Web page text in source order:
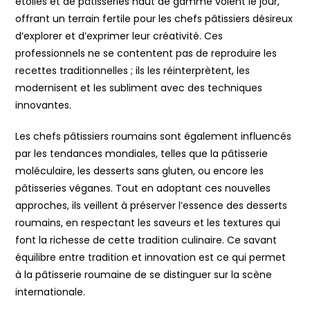
offrant un terrain fertile pour les chefs pâtissiers désireux
d’explorer et d’exprimer leur créativité. Ces
professionnels ne se contentent pas de reproduire les
recettes traditionnelles ; ils les réinterprètent, les
modernisent et les subliment avec des techniques
innovantes.
Les chefs pâtissiers roumains sont également influencés
par les tendances mondiales, telles que la pâtisserie
moléculaire, les desserts sans gluten, ou encore les
pâtisseries véganes. Tout en adoptant ces nouvelles
approches, ils veillent à préserver l’essence des desserts
roumains, en respectant les saveurs et les textures qui
font la richesse de cette tradition culinaire. Ce savant
équilibre entre tradition et innovation est ce qui permet
à la pâtisserie roumaine de se distinguer sur la scène
internationale.